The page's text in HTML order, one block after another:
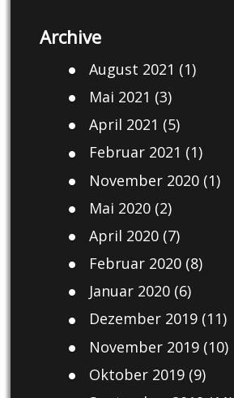
Archive
August 2021 (1)
Mai 2021 (3)
April 2021 (5)
Februar 2021 (1)
November 2020(1)
Mai 2020(2)
April 2020(7)
Februar 2020(8)
Januar 2020(6)
Dezember 2019(11)
November 2019(10)
Oktober 2019(9)